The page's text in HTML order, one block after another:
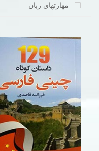
مهارتهای زبان